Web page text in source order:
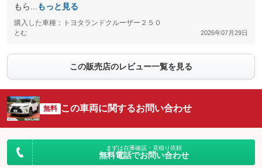
もら...
もっと見る
購入した車種：トヨタランドクルーザー２５０
とむ 2026年07月29日
この販売店のレビュー一覧を見る
無料 この車両に関するお問い合わせ
まずは在庫確認・見積り依頼
無料電話でお問い合わせ